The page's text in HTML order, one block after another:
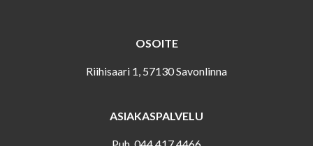
OSOITE
Riihisaari 1, 57130 Savonlinna
ASIAKASPALVELU
Puh. 044 417 4466